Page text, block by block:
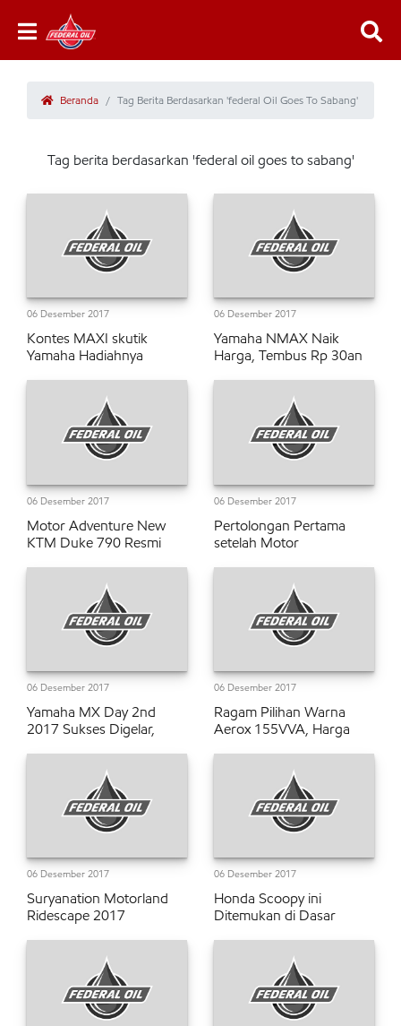
Beranda Tag Berita Berdasarkan 'federal Oil Goes To Sabang'
Tag berita berdasarkan 'federal oil goes to sabang'
06 Desember 2017
Kontes MAXI skutik
Yamaha Hadiahnya
06 Desember 2017
Yamaha NMAX Naik
Harga, Tembus Rp 30an
06 Desember 2017
Motor Adventure New
KTM Duke 790 Resmi
06 Desember 2017
Pertolongan Pertama
setelah Motor
06 Desember 2017
Yamaha MX Day 2nd
2017 Sukses Digelar,
06 Desember 2017
Ragam Pilihan Warna
Aerox 155VVA, Harga
06 Desember 2017
Suryanation Motorland
Ridescape 2017
06 Desember 2017
Honda Scoopy ini
Ditemukan di Dasar